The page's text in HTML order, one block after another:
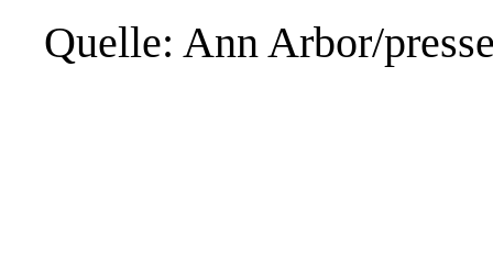
Quelle: Ann Arbor/